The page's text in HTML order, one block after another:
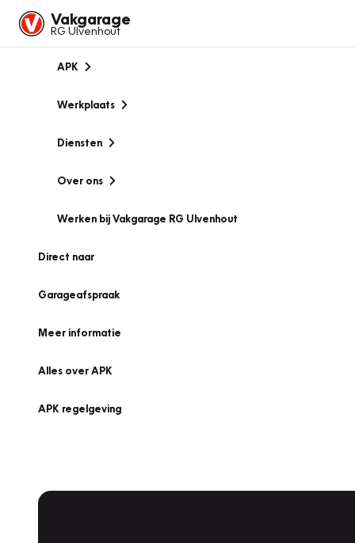
Vakgarage
RG Ulvenhout
APK
Werkplaats
Diensten
Over ons
Werken bij Vakgarage RG Ulvenhout
Direct naar
Garageafspraak
Meer informatie
Alles over APK
APK regelgeving